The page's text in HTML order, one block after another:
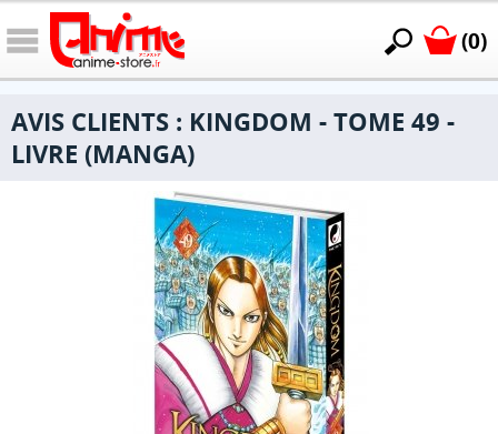
(0)
AVIS CLIENTS : KINGDOM - TOME 49 -
LIVRE (MANGA)